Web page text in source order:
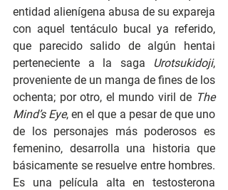
entidad alienígena abusa de su expareja
con aquel tentáculo bucal ya referido,
que parecido salido de algún hentai
perteneciente a la saga Urotsukidoji,
proveniente de un manga de fines de los
ochenta; por otro, el mundo viril de The
Mind’s Eye, en el que a pesar de que uno
de los personajes más poderosos es
femenino, desarrolla una historia que
básicamente se resuelve entre hombres.
Es una película alta en testosterona